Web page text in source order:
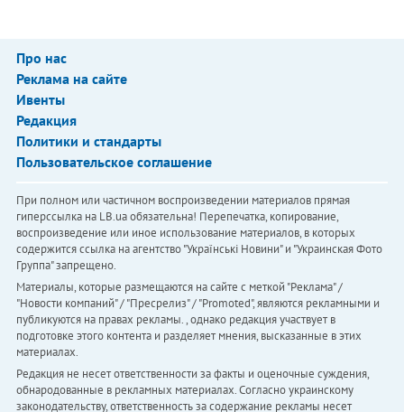
Про нас
Реклама на сайте
Ивенты
Редакция
Политики и стандарты
Пользовательское соглашение
При полном или частичном воспроизведении материалов прямая
гиперссылка на LB.ua обязательна! Перепечатка, копирование,
воспроизведение или иное использование материалов, в которых
содержится ссылка на агентство "Українськi Новини" и "Украинская Фото
Группа" запрещено.
Материалы, которые размещаются на сайте с меткой "Реклама" /
"Новости компаний" / "Пресрелиз" / "Promoted", являются рекламными и
публикуются на правах рекламы. , однако редакция участвует в
подготовке этого контента и разделяет мнения, высказанные в этих
материалах.
Редакция не несет ответственности за факты и оценочные суждения,
обнародованные в рекламных материалах. Согласно украинскому
законодательству, ответственность за содержание рекламы несет